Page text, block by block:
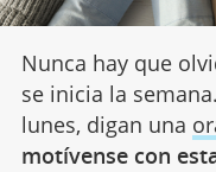
Nunca hay que
se inicia la
lunes, digan una
motívense con